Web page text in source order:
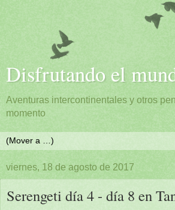
Disfrutando el
Aventuras intercontinentales y otros
momento
viernes, 18 de agosto de 2017
Serengeti día 4 - día 8 en